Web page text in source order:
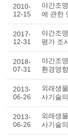
2010-
12-15
야간조
에 관한
2017-
12-31
야간조
평가 조
2018-
07-31
야간조
환경영
2013-
06-26
외래생
사기술
2013-
06-26
외래생
사기술